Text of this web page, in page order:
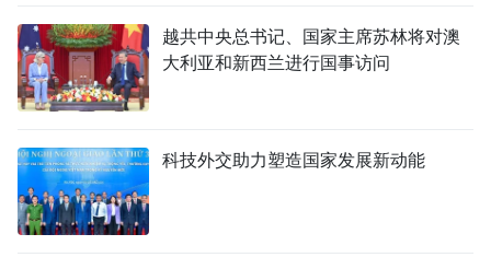
越共中央总书记、国家主席苏林将对澳
大利亚和新西兰进行国事访问
科技外交助力塑造国家发展新动能